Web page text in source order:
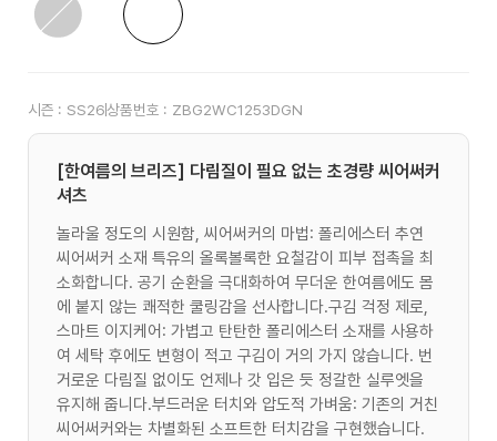
시즌 : SS26상품번호 : ZBG2WC1253DGN
[한여름의 브리즈] 다림질이 필요 없는 초경량 씨어써커
셔츠
놀라울 정도의 시원함, 씨어써커의 마법: 폴리에스터 추연
씨어써커 소재 특유의 올록볼록한 요철감이 피부 접촉을 최
소화합니다. 공기 순환을 극대화하여 무더운 한여름에도 몸
에 붙지 않는 쾌적한 쿨링감을 선사합니다.구김 걱정 제로,
스마트 이지케어: 가볍고 탄탄한 폴리에스터 소재를 사용하
여 세탁 후에도 변형이 적고 구김이 거의 가지 않습니다. 번
거로운 다림질 없이도 언제나 갓 입은 듯 정갈한 실루엣을
유지해 줍니다.부드러운 터치와 압도적 가벼움: 기존의 거친
씨어써커와는 차별화된 소프트한 터치감을 구현했습니다.